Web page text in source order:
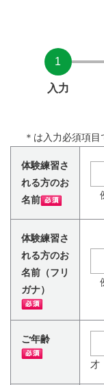
1
入力
＊ は入力必須項目
体験練習さ
れる方のお
名前
体験練習さ
れる方のお
名前（フリ
ガナ）
ご年齢
才